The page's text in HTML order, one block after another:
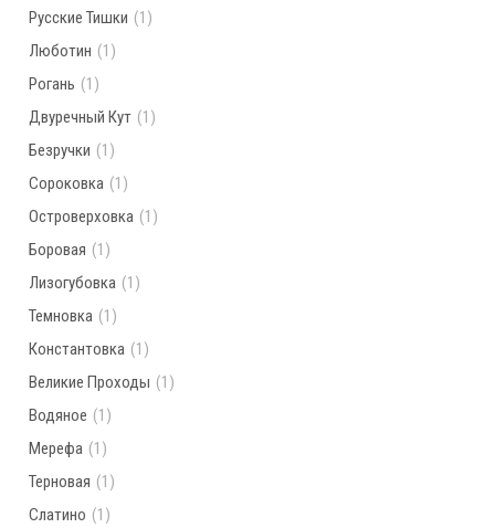
Русские Тишки (1)
Люботин (1)
Рогань (1)
Двуречный Кут (1)
Безручки (1)
Сороковка (1)
Островерховка (1)
Боровая (1)
Лизогубовка (1)
Темновка (1)
Константовка (1)
Великие Проходы (1)
Водяное (1)
Мерефа (1)
Терновая (1)
Слатино (1)